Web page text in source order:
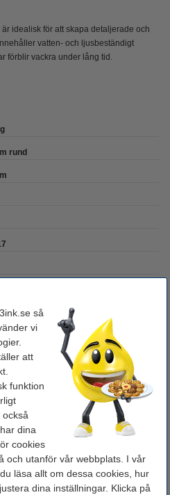
så
vi
att
funktion
dina
cookies
och utanför vår webbplats. I vår
läsa allt om dessa cookies, hur
dina inställningar. Klicka på
idealisk för att skapa detaljerade och
vatten- och ljusbeständigt
förblir vackra under lång tid.
rund
| 80g | 123ink | 25 ark
produkter